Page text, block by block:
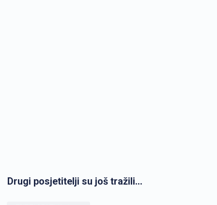
Drugi posjetitelji su još tražili...